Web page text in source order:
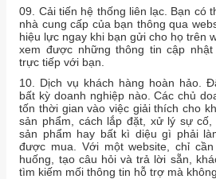
09. Cải tiến hệ thống liên lạc. Bạn có
nhà cung cấp của bạn thông qua
hiệu lực ngay khi bạn gửi cho họ trên
xem được những thông tin cập
trực tiếp với bạn.
10. Dịch vụ khách hàng hoàn hảo.
bất kỳ doanh nghiệp nào. Các chủ
tốn thời gian vào việc giải thích cho
sản phẩm, cách lắp đặt, xử lý sự
sản phẩm hay bất kì diệu gì phải
được mua. Với một website, chỉ
huống, tạo câu hỏi và trả lời sẵn,
tìm kiếm mối thông tin hỗ trợ mà